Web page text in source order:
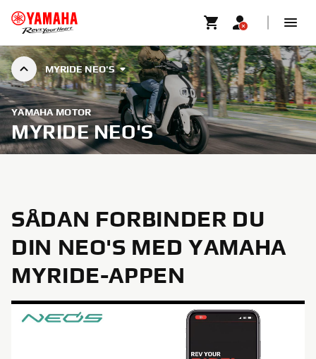
MYRIDE NEO'S
YAMAHA MOTOR
MYRIDE NEO'S
SÅDAN FORBINDER DU
DIN NEO'S MED YAMAHA
MYRIDE-APPEN